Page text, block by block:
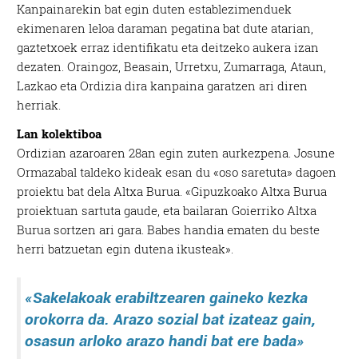
Kanpainarekin bat egin duten establezimenduek
ekimenaren leloa daraman pegatina bat dute atarian,
gaztetxoek erraz identifikatu eta deitzeko aukera izan
dezaten. Oraingoz, Beasain, Urretxu, Zumarraga, Ataun,
Lazkao eta Ordizia dira kanpaina garatzen ari diren
herriak.
Lan kolektiboa
Ordizian azaroaren 28an egin zuten aurkezpena. Josune
Ormazabal taldeko kideak esan du «oso saretuta» dagoen
proiektu bat dela Altxa Burua. «Gipuzkoako Altxa Burua
proiektuan sartuta gaude, eta bailaran Goierriko Altxa
Burua sortzen ari gara. Babes handia ematen du beste
herri batzuetan egin dutena ikusteak».
«Sakelakoak erabiltzearen gaineko kezka
orokorra da. Arazo sozial bat izateaz gain,
osasun arloko arazo handi bat ere bada»